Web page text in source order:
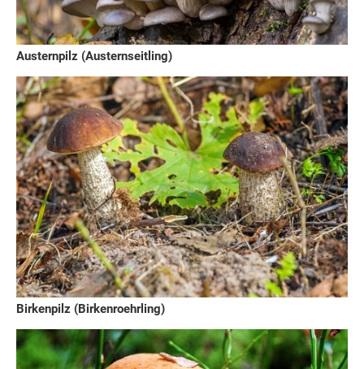
Austernpilz (Austernseitling)
Birkenpilz (Birkenroehrling)